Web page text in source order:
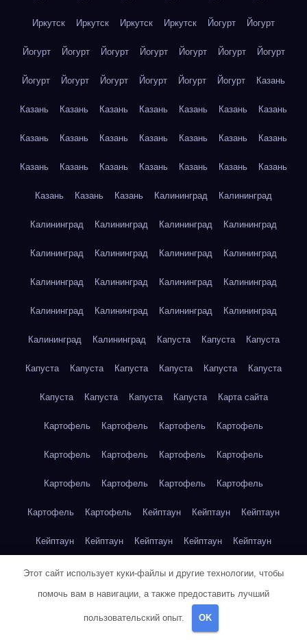
Иркутск Иркутск Иркутск Иркутск Йогурт Йогурт
Йогурт Йогурт Йогурт Йогурт Йогурт Йогурт Йогурт
Йогурт Йогурт Йогурт Йогурт Йогурт Йогурт Казань
Казань Казань Казань Казань Казань Казань Казань
Казань Казань Казань Казань Казань Казань Казань
Казань Казань Казань Казань Казань Казань Казань
Казань Казань Казань Калининград Калининград
Калининград Калининград Калининград Калининград
Калининград Калининград Калининград Калининград
Калининград Калининград Калининград Калининград
Калининград Калининград Калининград Калининград
Калининград Калининград Капуста Капуста Капуста
Капуста Капуста Капуста Капуста Капуста Капуста
Капуста Капуста Капуста Капуста Карта сайта
Картофель Картофель Картофель Картофель
Картофель Картофель Картофель Картофель
Картофель Картофель Картофель Картофель
Картофель Картофель Кейптаун Кейптаун Кейптаун
Кейптаун Кейптаун Кейптаун Кейптаун Кейптаун
Кейптаун Кейптаун Кейптаун Кейптаун Кейптаун
Кейптаун Кейптаун Кейптаун Кейптаун Кейптаун
Клубника
Этот сайт использует куки-файлы и другие технологии, чтобы
помочь вам в навигации, а также предоставить лучший
пользовательский опыт. OK